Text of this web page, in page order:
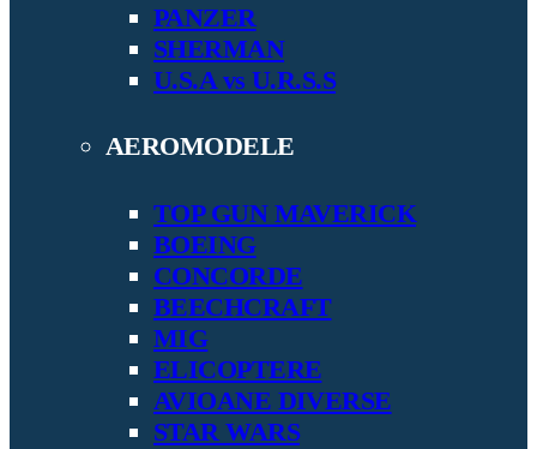
PANZER
SHERMAN
U.S.A vs U.R.S.S
AEROMODELE
TOP GUN MAVERICK
BOEING
CONCORDE
BEECHCRAFT
MIG
ELICOPTERE
AVIOANE DIVERSE
STAR WARS